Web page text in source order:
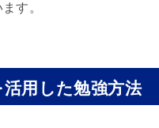
す。
用した勉強方法